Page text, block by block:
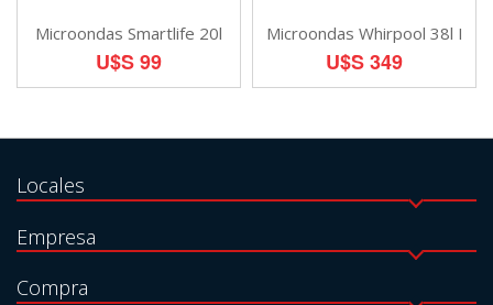
Microondas Smartlife 20l
U$S 99
Microondas Whirpool 38l I
U$S 349
Locales
Empresa
Compra